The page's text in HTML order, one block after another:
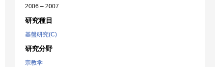
2006 – 2007
研究種目
基盤研究(C)
研究分野
宗教学